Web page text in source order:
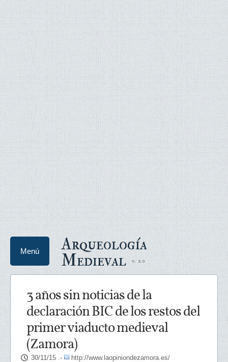
Arqueología
Medieval
Menú
3 años sin noticias de la
declaración BIC de los restos del
primer viaducto medieval
(Zamora)
30/11/15 .- http://www.laopiniondezamora.es/